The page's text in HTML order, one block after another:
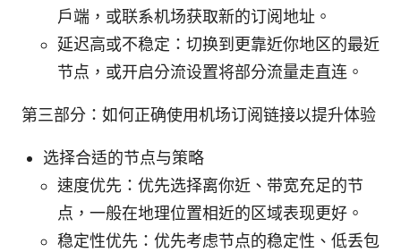
户端，或联系机场获取新的订阅地址。
延迟高或不稳定：切换到更靠近你地区的最近
节点，或开启分流设置将部分流量走直连。
第三部分：如何正确使用机场订阅链接以提升体验
选择合适的节点与策略
速度优先：优先选择离你近、带宽充足的节
点，一般在地理位置相近的区域表现更好。
稳定性优先：优先考虑节点的稳定性、低丢包